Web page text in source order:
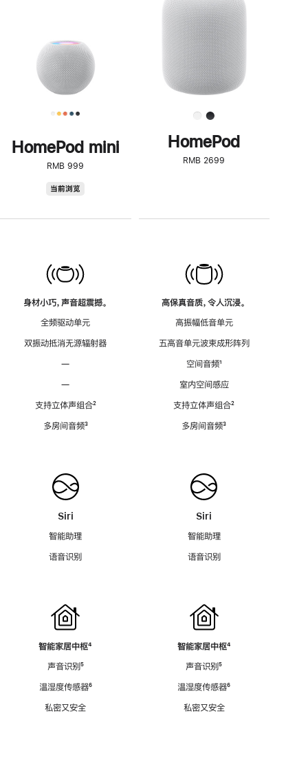
HomePod mini
RMB 999
当前浏览
身材小巧，声音超震撼。
全频驱动单元
双振动抵消无源辐射器
—
—
支持立体声组合脚
²
多房间音频脚
³
Siri
智能助理
语音识别
智能家居中枢脚
⁴
声音识别脚
⁵
温湿度传感器脚
⁶
私密又安全
了
解
HomePod<
HomePod
RMB 2699
高保真音质，令人沉浸。
高振幅低音单元
五高音单元波束成形阵列
空间音频脚
¹
室内空间感应
支持立体声组合脚
²
多房间音频脚
³
Siri
智能助理
语音识别
智能家居中枢脚
⁴
声音识别脚
⁵
温湿度传感器脚
⁶
私密又安全